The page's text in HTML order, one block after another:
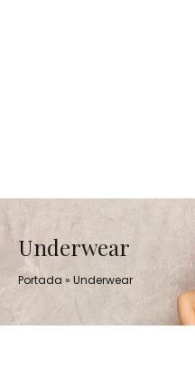
Underwear
Portada » Underwear